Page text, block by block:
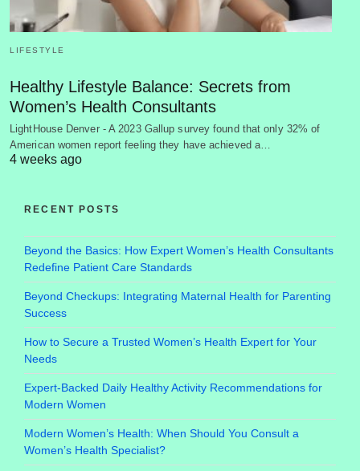
LIFESTYLE
Healthy Lifestyle Balance: Secrets from
Women’s Health Consultants
LightHouse Denver - A 2023 Gallup survey found that only 32% of
American women report feeling they have achieved a…
4 weeks ago
RECENT POSTS
Beyond the Basics: How Expert Women’s Health Consultants
Redefine Patient Care Standards
Beyond Checkups: Integrating Maternal Health for Parenting
Success
How to Secure a Trusted Women’s Health Expert for Your
Needs
Expert-Backed Daily Healthy Activity Recommendations for
Modern Women
Modern Women’s Health: When Should You Consult a
Women’s Health Specialist?